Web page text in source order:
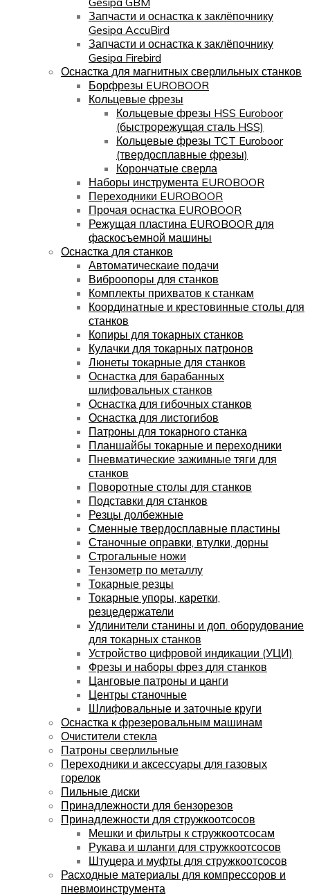
Запчасти и оснастка к заклёпочнику
Gesipa AccuBird
Запчасти и оснастка к заклёпочнику
Gesipa Firebird
Оснастка для магнитных сверлильных станков
Борфрезы EUROBOOR
Кольцевые фрезы
Кольцевые фрезы HSS Euroboor
(быстрорежущая сталь HSS)
Кольцевые фрезы TCT Euroboor
(твердосплавные фрезы)
Корончатые сверла
Наборы инструмента EUROBOOR
Переходники EUROBOOR
Прочая оснастка EUROBOOR
Режущая пластина EUROBOOR для
фаскосъемной машины
Оснастка для станков
Автоматическаие подачи
Виброопоры для станков
Комплекты прихватов к станкам
Координатные и крестовинные столы для
станков
Копиры для токарных станков
Кулачки для токарных патронов
Люнеты токарные для станков
Оснастка для барабанных
шлифовальных станков
Оснастка для гибочных станков
Оснастка для листогибов
Патроны для токарного станка
Планшайбы токарные и переходники
Пневматические зажимные тяги для
станков
Поворотные столы для станков
Подставки для станков
Резцы долбежные
Сменные твердосплавные пластины
Станочные оправки, втулки, дорны
Строгальные ножи
Тензометр по металлу
Токарные резцы
Токарные упоры, каретки,
резцедержатели
Удлинители станины и доп. оборудование
для токарных станков
Устройство цифровой индикации (УЦИ)
Фрезы и наборы фрез для станков
Цанговые патроны и цанги
Центры станочные
Шлифовальные и заточные круги
Оснастка к фрезеровальным машинам
Очистители стекла
Патроны сверлильные
Переходники и аксессуары для газовых
горелок
Пильные диски
Принадлежности для бензорезов
Принадлежности для стружкоотсосов
Мешки и фильтры к стружкоотсосам
Рукава и шланги для стружкоотсосов
Штуцера и муфты для стружкоотсосов
Расходные материалы для компрессоров и
пневмоинструмента